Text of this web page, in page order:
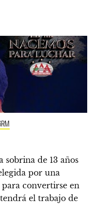
sobrina de 13 años
por una
convertirse en
el trabajo de